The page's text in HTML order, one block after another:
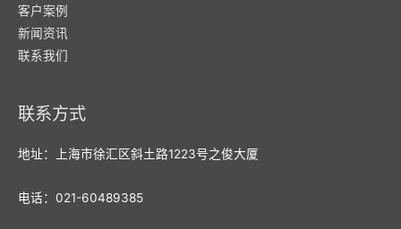
客户案例
新闻资讯
联系我们
联系方式
地址：上海市徐汇区斜土路1223号之俊大厦
电话：021-60489385